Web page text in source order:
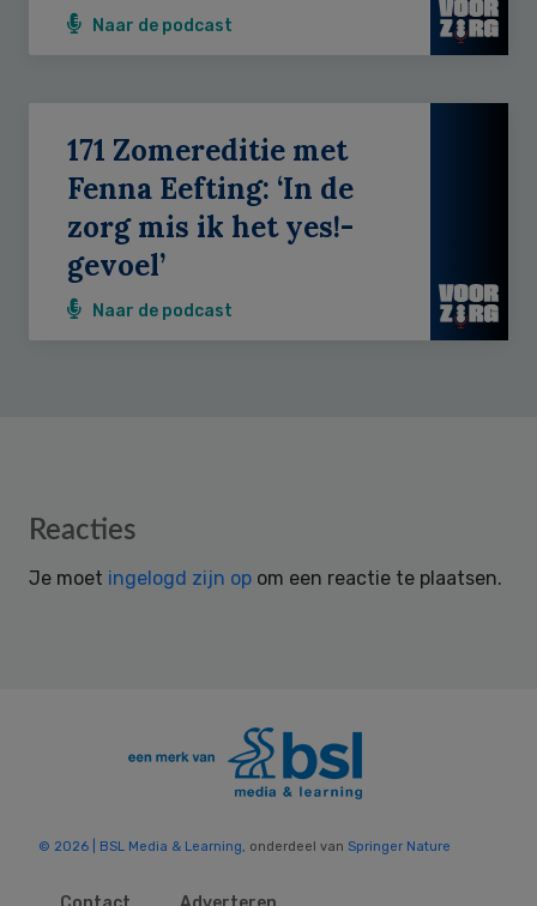
Naar de podcast
171 Zomereditie met
Fenna Eefting: ‘In de
zorg mis ik het yes!-
gevoel’
Naar de podcast
Reader
Reacties
Je moet ingelogd zijn op om een reactie te plaatsen.
© 2026 | BSL Media & Learning, onderdeel van Springer Nature